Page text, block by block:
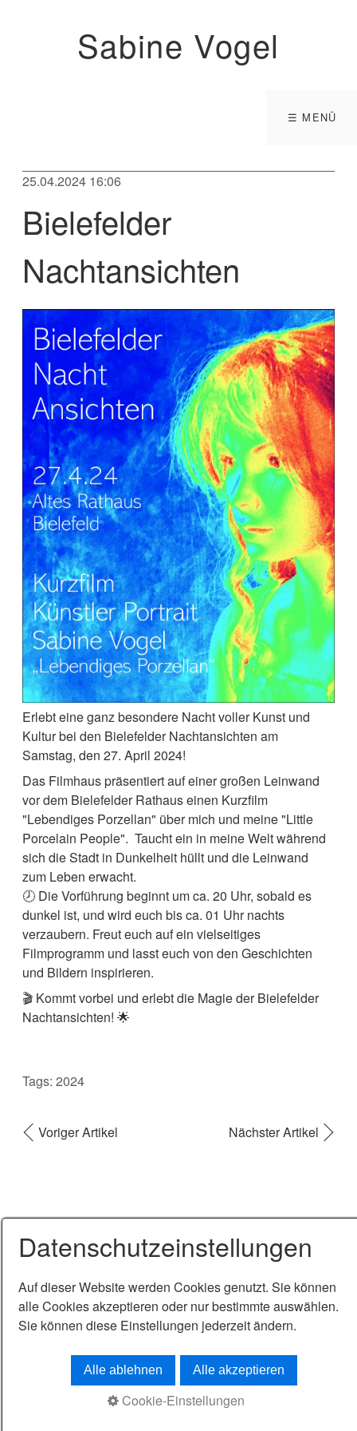
Sabine Vogel
☰ MENÜ
25.04.2024 16:06
Bielefelder
Nachtansichten
Erlebt eine ganz besondere Nacht voller Kunst und
Kultur bei den Bielefelder Nachtansichten am
Samstag, den 27. April 2024!
Das Filmhaus präsentiert auf einer großen Leinwand
vor dem Bielefelder Rathaus einen Kurzfilm
"Lebendiges Porzellan" über mich und meine "Little
Porcelain People". Taucht ein in meine Welt während
sich die Stadt in Dunkelheit hüllt und die Leinwand
zum Leben erwacht.
🕗 Die Vorführung beginnt um ca. 20 Uhr, sobald es
dunkel ist, und wird euch bis ca. 01 Uhr nachts
verzaubern. Freut euch auf ein vielseitiges
Filmprogramm und lasst euch von den Geschichten
und Bildern inspirieren.
🎬 Kommt vorbei und erlebt die Magie der Bielefelder
Nachtansichten! 🌟
Tags:2024
Voriger Artikel Nächster Artikel
Startseite Kontakt Impressum Datenschutz
© 2026 Sabine Vogel
Datenschutzeinstellungen
Auf dieser Website werden Cookies genutzt. Sie können
alle Cookies akzeptieren oder nur bestimmte auswählen.
Sie können diese Einstellungen jederzeit ändern.
Alle ablehnen Alle akzeptieren
Cookie-Einstellungen